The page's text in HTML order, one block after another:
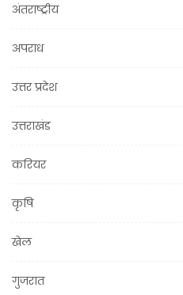
अंतराष्ट्रीय
अपराध
उत्तर प्रदेश
उत्तराखंड
करियर
कृषि
खेल
गुजरात